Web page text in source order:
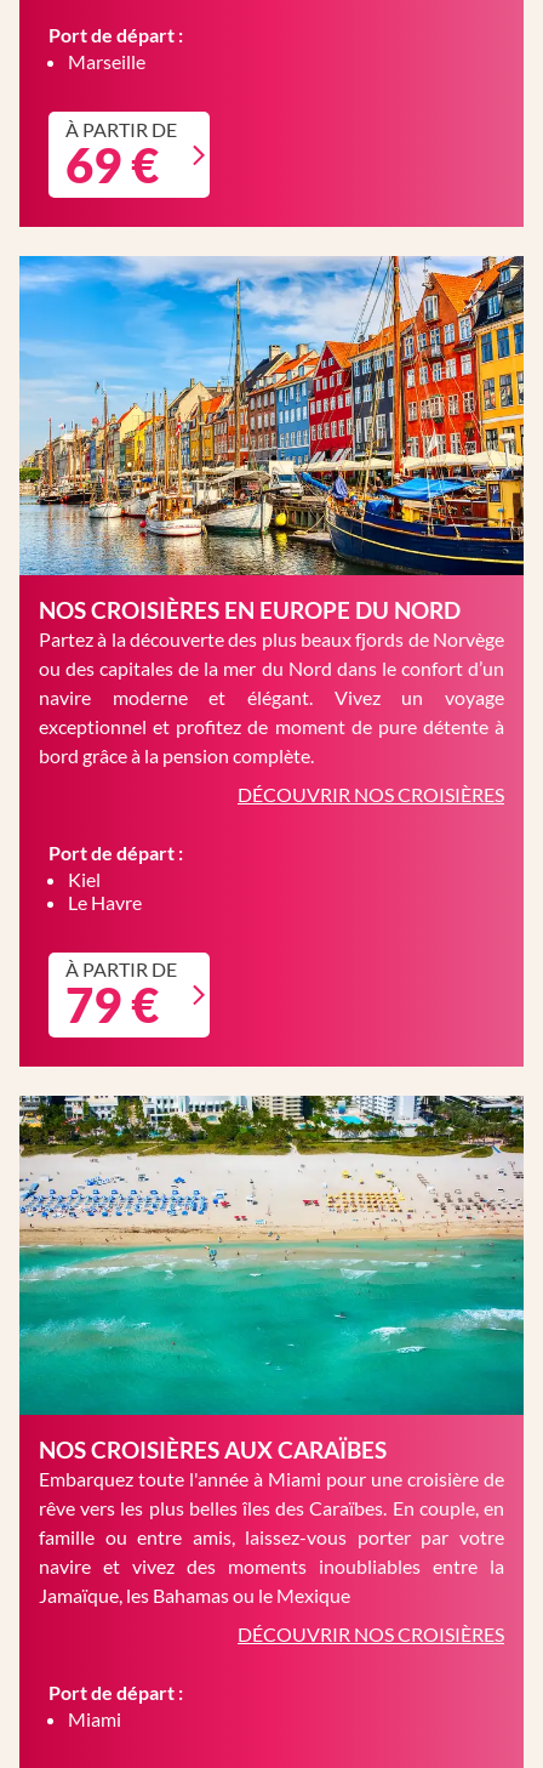
Port de départ :
Marseille
À PARTIR DE
69 €
NOS CROISIÈRES EN EUROPE DU NORD
Partez à la découverte des plus beaux fjords de Norvège
ou des capitales de la mer du Nord dans le confort d’un
navire moderne et élégant. Vivez un voyage
exceptionnel et profitez de moment de pure détente à
bord grâce à la pension complète.
DÉCOUVRIR NOS CROISIÈRES
Port de départ :
Kiel
Le Havre
À PARTIR DE
79 €
NOS CROISIÈRES AUX CARAÏBES
Embarquez toute l'année à Miami pour une croisière de
rêve vers les plus belles îles des Caraïbes. En couple, en
famille ou entre amis, laissez-vous porter par votre
navire et vivez des moments inoubliables entre la
Jamaïque, les Bahamas ou le Mexique
DÉCOUVRIR NOS CROISIÈRES
Port de départ :
Miami